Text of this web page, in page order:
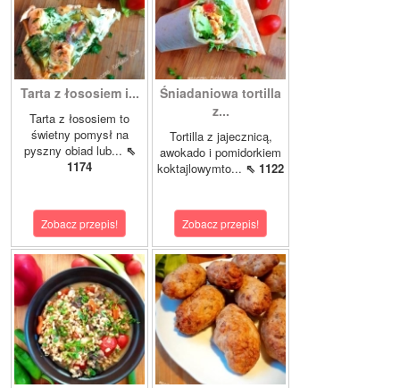
Tarta z łososiem i...
Tarta z łososiem to
świetny pomysł na
pyszny obiad lub... ⇖
1174
Zobacz przepis!
Śniadaniowa tortilla
z...
Tortilla z jajecznicą,
awokado i pomidorkiem
koktajlowymto... ⇖ 1122
Zobacz przepis!